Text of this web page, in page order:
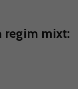
regim mixt: